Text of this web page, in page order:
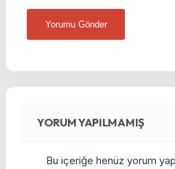
YORUM YAPILMAMIŞ
Bu içeriğe henüz yorum